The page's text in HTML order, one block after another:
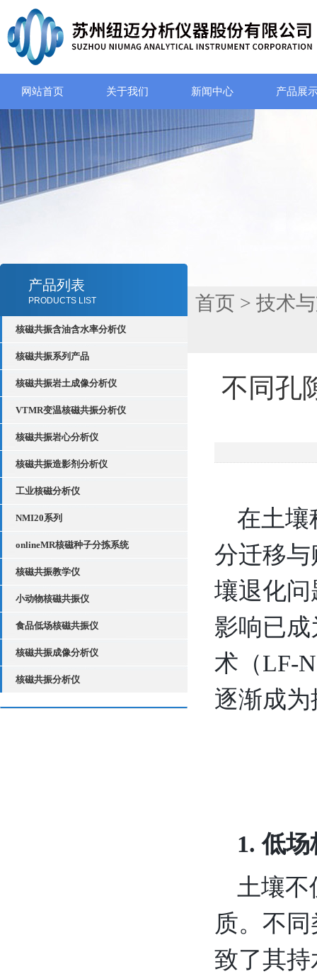
网站首页 关于我们 新闻中心 产品展
产品列表
PRODUCTS LIST
核磁共振含油含水率分析仪
核磁共振系列产品
核磁共振岩土成像分析仪
VTMR变温核磁共振分析仪
核磁共振岩心分析仪
核磁共振造影剂分析仪
工业核磁分析仪
NMI20系列
onlineMR核磁种子分拣系统
核磁共振教学仪
小动物核磁共振仪
食品低场核磁共振仪
核磁共振成像分析仪
核磁共振分析仪
首页 > 技术
不同孔
在土壤
分迁移
壤退化
影响已
术（LF-
逐渐成
1. 低
土壤
质。不
致了其